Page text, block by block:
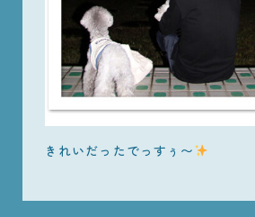
きれいだったでっすぅ〜